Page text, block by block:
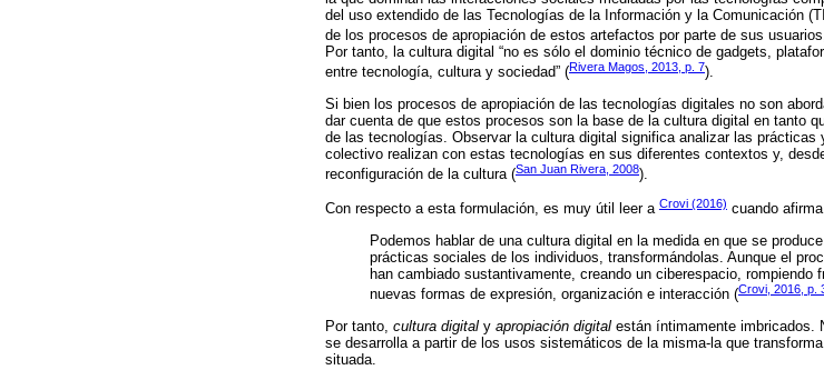
del uso extendido de las Tecnologías de la Información y la Comunicación
de los procesos de apropiación de estos artefactos por parte de sus
Por tanto, la cultura digital “no es sólo el dominio técnico de gadgets,
entre tecnología, cultura y sociedad” (Rivera Magos, 2013, p. 7).
Si bien los procesos de apropiación de las tecnologías digitales no son
dar cuenta de que estos procesos son la base de la cultura digital en tanto
de las tecnologías. Observar la cultura digital significa analizar las
colectivo realizan con estas tecnologías en sus diferentes contextos y,
reconfiguración de la cultura (San Juan Rivera, 2008).
Con respecto a esta formulación, es muy útil leer a Crovi (2016) cuando
Podemos hablar de una cultura digital en la medida en que se
prácticas sociales de los individuos, transformándolas. Aunque el
han cambiado sustantivamente, creando un ciberespacio, rompiendo
nuevas formas de expresión, organización e interacción (Crovi, 2016, p.
Por tanto, cultura digital y apropiación digital están íntimamente imbricados.
se desarrolla a partir de los usos sistemáticos de la misma-la que
situada.